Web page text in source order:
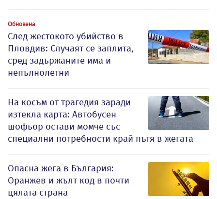
Обновена
След жестокото убийство в
Пловдив: Случаят се заплита,
сред задържаните има и
непълнолетни
На косъм от трагедия заради
изтекла карта: Автобусен
шофьор остави момче със
специални потребности край пътя в жегата
Опасна жега в България:
Оранжев и жълт код в почти
цялата страна